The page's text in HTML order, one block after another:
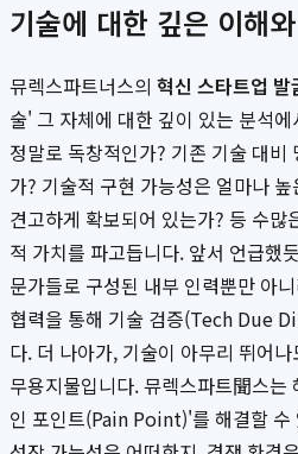
기술에 대한 깊은 이해
뮤렉스파트너스의 혁신 스타트업 발
술' 그 자체에 대한 깊이 있는 분석
정말로 독창적인가? 기존 기술 대비
가? 기술적 구현 가능성은 얼마나
견고하게 확보되어 있는가? 등 수많
적 가치를 파고듭니다. 앞서 언급했
문가들로 구성된 내부 인력뿐만 아
협력을 통해 기술 검증(Tech Due
다. 더 나아가, 기술이 아무리 뛰어
무용지물입니다. 뮤렉스파트聞스는
인 포인트(Pain Point)'를 해결할 수